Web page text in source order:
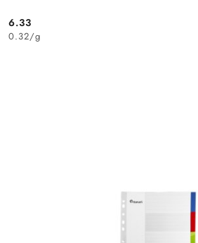
Cena:
6.33
0.32/g